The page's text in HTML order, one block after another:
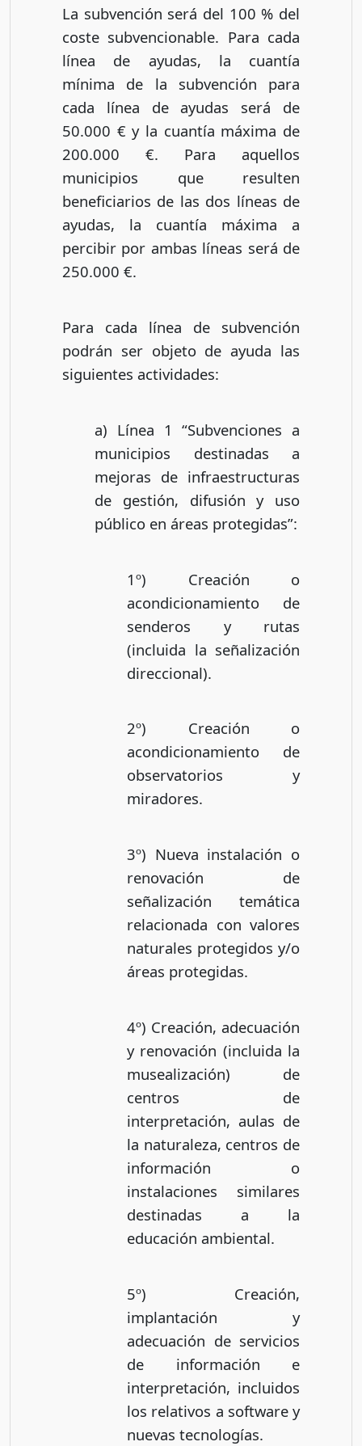
La subvención será del 100 % del
coste subvencionable. Para cada
línea de ayudas, la cuantía
mínima de la subvención para
cada línea de ayudas será de
50.000 € y la cuantía máxima de
200.000 €. Para aquellos
municipios que resulten
beneficiarios de las dos líneas de
ayudas, la cuantía máxima a
percibir por ambas líneas será de
250.000 €.
Para cada línea de subvención
podrán ser objeto de ayuda las
siguientes actividades:
a) Línea 1 “Subvenciones a
municipios destinadas a
mejoras de infraestructuras
de gestión, difusión y uso
público en áreas protegidas”:
1º) Creación o
acondicionamiento de
senderos y rutas
(incluida la señalización
direccional).
2º) Creación o
acondicionamiento de
observatorios y
miradores.
3º) Nueva instalación o
renovación de
señalización temática
relacionada con valores
naturales protegidos y/o
áreas protegidas.
4º) Creación, adecuación
y renovación (incluida la
musealización) de
centros de
interpretación, aulas de
la naturaleza, centros de
información o
instalaciones similares
destinadas a la
educación ambiental.
5º) Creación,
implantación y
adecuación de servicios
de información e
interpretación, incluidos
los relativos a software y
nuevas tecnologías.